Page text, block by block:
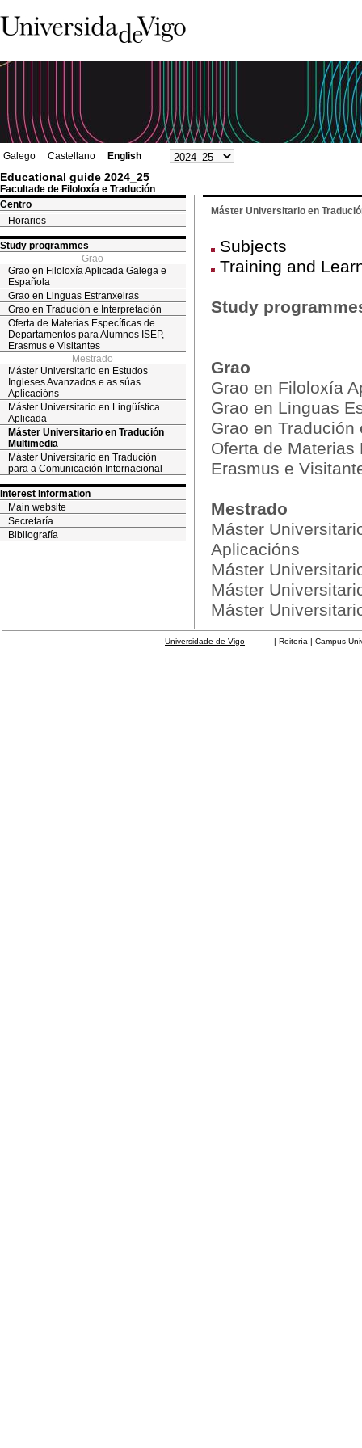
Galego Castellano English
Educational guide 2024_25
Facultade de Filoloxía e Tradución
Centro
Horarios
Study programmes
Grao
Grao en Filoloxía Aplicada Galega e
Española
Grao en Linguas Estranxeiras
Grao en Tradución e Interpretación
Oferta de Materias Específicas de
Departamentos para Alumnos ISEP,
Erasmus e Visitantes
Mestrado
Máster Universitario en Estudos
Ingleses Avanzados e as súas
Aplicacións
Máster Universitario en Lingüística
Aplicada
Máster Universitario en Tradución
Multimedia
Máster Universitario en Tradución
para a Comunicación Internacional
Interest Information
Main website
Secretaría
Bibliografía
Máster Universitario en
Subjects
Training and
Study
Grao
Grao en Filoloxía
Grao en Linguas
Grao en
Oferta de Materias
Erasmus e
Mestrado
Máster
Aplicacións
Máster
Máster
Máster
Universidade de Vigo | Reitoría | Campus